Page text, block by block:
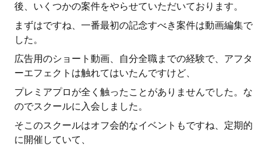
後、いくつかの案件をやらせていただいております。
まずはですね、一番最初の記念すべき案件は動画編集で
した。
広告用のショート動画、自分全職までの経験で、アフタ
ーエフェクトは触れてはいたんですけど、
プレミアプロが全く触ったことがありませんでした。な
のでスクールに入会しました。
そこのスクールはオフ会的なイベントもですね、定期的
に開催していて、